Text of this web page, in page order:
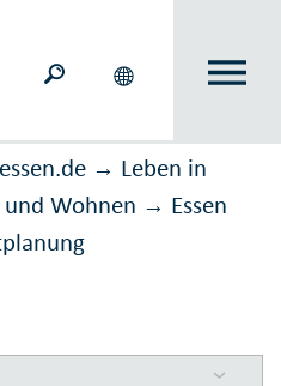
essen.de → Leben in
und Wohnen → Essen